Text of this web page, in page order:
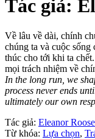
Tác giả:
Về lâu về dài, chính
chúng ta và cuộc
thúc cho tới khi ta
mọi trách nhiệm về
In the long run, we
process never ends
ultimately our own
Tác giả: Eleanor
Từ khóa: Lựa chọn,